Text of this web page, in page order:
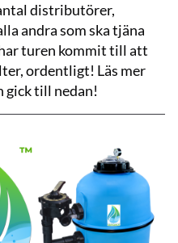
distributörer,
andra som ska tjäna
turen kommit till att
ordentligt! Läs mer
gick till nedan!